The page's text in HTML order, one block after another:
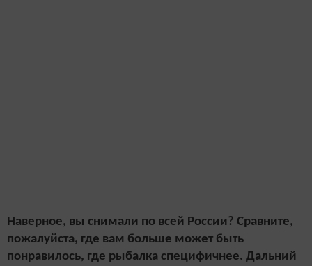
Наверное, вы снимали по всей России? Сравните,
пожалуйста, где вам больше может быть
понравилось, где рыбалка специфичнее. Дальний